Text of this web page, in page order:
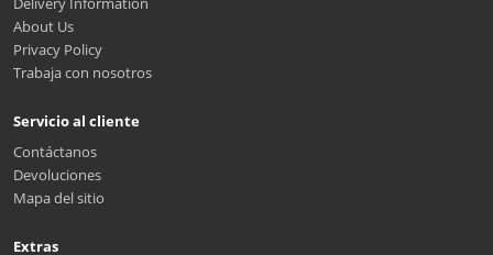
About Us
Privacy Policy
Trabaja con nosotros
Servicio al cliente
Contáctanos
Devoluciones
Mapa del sitio
Extras